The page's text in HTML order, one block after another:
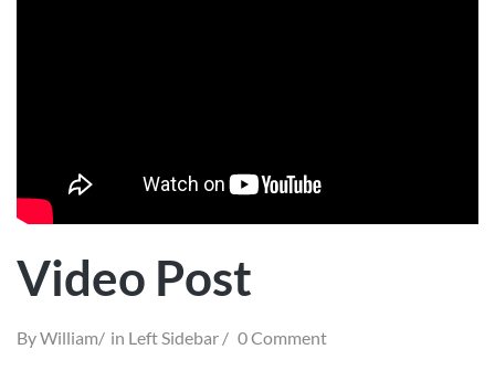
Video Post
ByWilliam in Left Sidebar 0 Comment